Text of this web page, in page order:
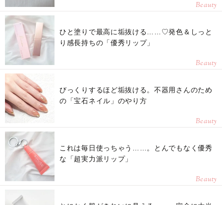
Beauty
ひと塗りで最高に垢抜ける……♡発色＆しっと
り感長持ちの「優秀リップ」
Beauty
びっくりするほど垢抜ける。不器用さんのため
の「宝石ネイル」のやり方
Beauty
これは毎日使っちゃう……。とんでもなく優秀
な「超実力派リップ」
Beauty